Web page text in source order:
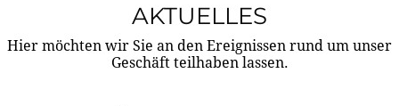
AKTUELLES
Hier möchten wir Sie an den Ereignissen rund um unser
Geschäft teilhaben lassen.